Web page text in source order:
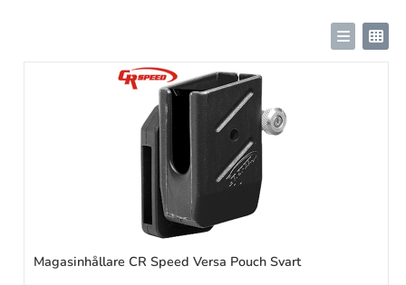
Magasinhållare CR Speed Versa Pouch Svart